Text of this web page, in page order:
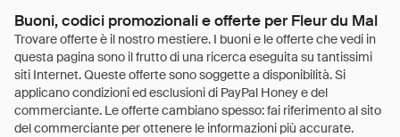
Buoni, codici promozionali e offerte per Fleur du Mal